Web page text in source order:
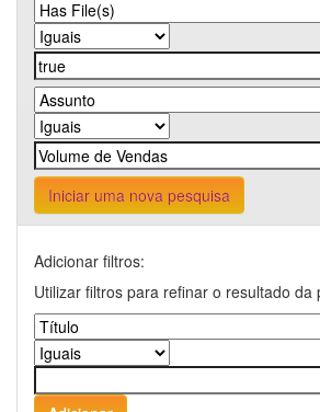
Iniciar uma nova pesquisa
Adicionar filtros:
Utilizar filtros para refinar o resultado da